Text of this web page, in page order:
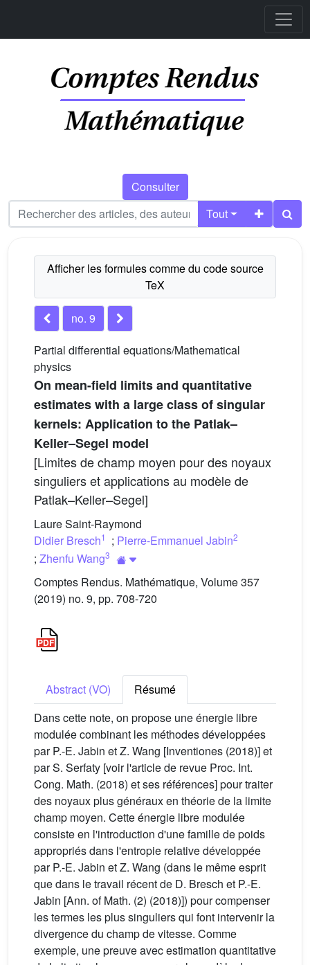
Consulter
Tout
no. 9
Partial differential equations/Mathematical
physics
On mean-field limits and quantitative
estimates with a large class of singular
kernels: Application to the Patlak–
Keller–Segel model
[Limites de champ moyen pour des noyaux
singuliers et applications au modèle de
Patlak–Keller–Segel]
Laure Saint-Raymond
Didier Bresch1 ; Pierre-Emmanuel Jabin2
; Zhenfu Wang3
Comptes Rendus. Mathématique, Volume 357
(2019) no. 9, pp. 708-720
Abstract (VO)
Résumé
Dans cette note, on propose une énergie libre
modulée combinant les méthodes développées
par P.-E. Jabin et Z. Wang [Inventiones (2018)] et
par S. Serfaty [voir l'article de revue Proc. Int.
Cong. Math. (2018) et ses références] pour traiter
des noyaux plus généraux en théorie de la limite
champ moyen. Cette énergie libre modulée
consiste en l'introduction d'une famille de poids
appropriés dans l'entropie relative développée
par P.-E. Jabin et Z. Wang (dans le même esprit
que dans le travail récent de D. Bresch et P.-E.
Jabin [Ann. of Math. (2) (2018)]) pour compenser
les termes les plus singuliers qui font intervenir la
divergence du champ de vitesse. Comme
exemple, une preuve avec estimation quantitative